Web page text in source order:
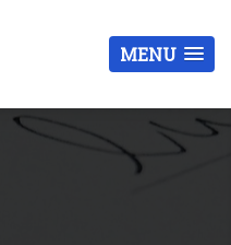
MENU